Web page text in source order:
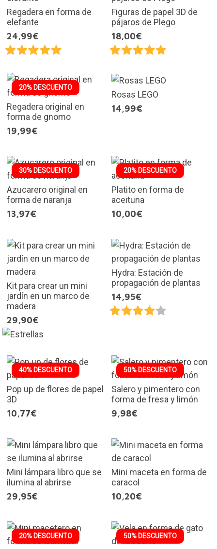
Regadera en forma de
elefante
24,99€
Figuras de papel 3D de
pájaros de Plego
18,00€
20% DESCUENTO
Regadera original en
forma de gnomo
19,99€
Rosas LEGO
14,99€
30% DESCUENTO
Azucarero original en
forma de naranja
13,97€
20% DESCUENTO
Platito en forma de
aceituna
10,00€
Kit para crear un mini
jardín en un marco de
madera
29,90€
Hydra: Estación de
propagación de plantas
14,95€
40% DESCUENTO
Pop up de flores de papel
3D
10,77€
50% DESCUENTO
Salero y pimentero con
forma de fresa y limón
9,98€
Mini lámpara libro que se
ilumina al abrirse
29,95€
Mini maceta en forma de
caracol
10,20€
20% DESCUENTO 50% DESCUENTO